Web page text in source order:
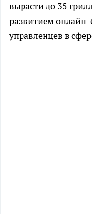
вырасти до 35
развитием онлайн-
управленцев в